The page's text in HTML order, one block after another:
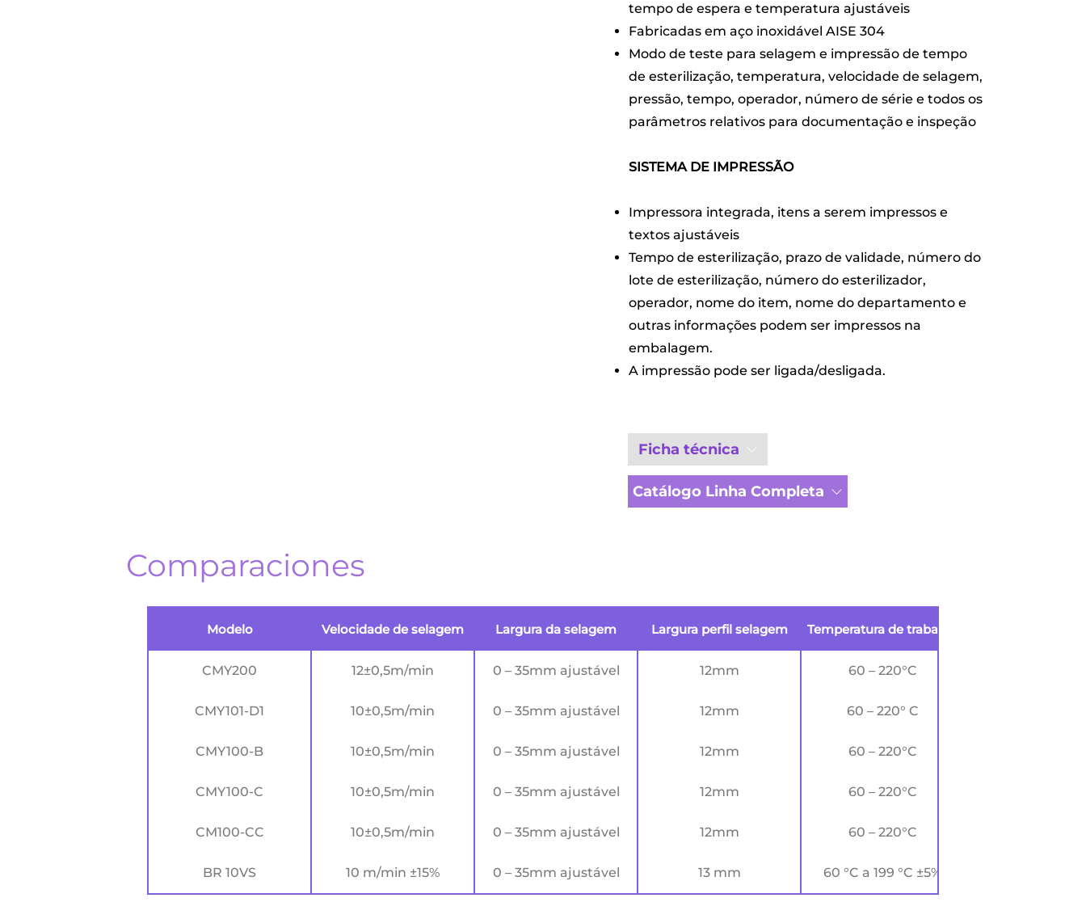
tempo de espera e temperatura ajustáveis
Fabricadas em aço inoxidável AISE 304
Modo de teste para selagem e impressão de tempo
de esterilização, temperatura, velocidade de selagem,
pressão, tempo, operador, número de série e todos os
parâmetros relativos para documentação e inspeção
SISTEMA DE IMPRESSÃO
Impressora integrada, itens a serem impressos e
textos ajustáveis
Tempo de esterilização, prazo de validade, número do
lote de esterilização, número do esterilizador,
operador, nome do item, nome do departamento e
outras informações podem ser impressos na
embalagem.
A impressão pode ser ligada/desligada.
Ficha técnica
Catálogo Linha Completa
Comparaciones
Modelo Velocidade de selagem Largura da selagem Largura perfil selagem Temperatura de trabalho
CMY200 12±0,5m/min 0 – 35mm ajustável 12mm 60 – 220°C
CMY1 01-D1 10±0,5m/min 0 – 35mm ajustável 12mm 60 – 220° C
CMY100 -B 10±0,5m/min 0 – 35mm ajustável 12mm 60 – 220°C
CMY100 -C 10±0,5m/min 0 – 35mm ajustável 12mm 60 – 220°C
CM100 -C C 10±0,5m/min 0 – 35mm ajustável 12mm 60 – 220°C
BR 10VS 10 m/min ±15% 0 – 35mm ajustável 13 mm 60 °C a 199 °C ±5%